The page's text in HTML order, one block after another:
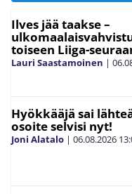
Ilves jää taakse –
toiseen Liiga-
Lauri Saastamoinen |
Hyökkääjä sai
osoite selvisi nyt!
Joni Alatalo | 06.08.2026